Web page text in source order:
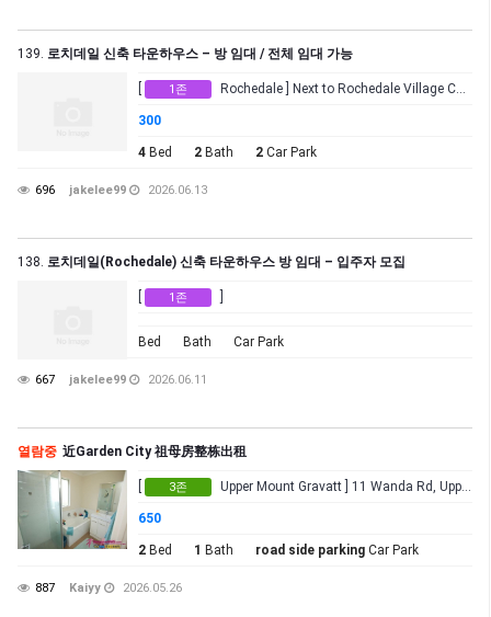
139. 로치데일 신축 타운하우스 – 방 임대 / 전체 임대 가능
1존 Rochedale ] Next to Rochedale Village Coles
300
4 Bed 2 Bath 2 Car Park
696 jakelee99 2026.06.13
138. 로치데일(Rochedale) 신축 타운하우스 방 임대 – 입주자 모집
1존
Bed Bath Car Park
667 jakelee99 2026.06.11
열람중 近Garden City 祖母房整栋出租
3존 Upper Mount Gravatt ] 11 Wanda Rd, Upper Mount Gravatt
650
2 Bed 1 Bath road side parking Car Park
887 Kaiyy 2026.05.26